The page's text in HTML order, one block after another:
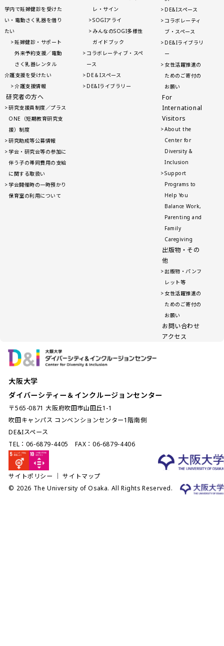
学内で妊婦健診を受けた
い・電動さく乳器を借り
たい
妊婦健診・サポート
外来予約支援／電動
さく乳器レンタル
介護支援を受けたい
介護支援情報
研究者の方へ
研究支援員制度／プラス
ONE（短期教育研究支
援）制度
研究助成等公募情報
学会・研究会等の参加に
伴う子の帯同費用の支給
に関する取扱い
学会開催時の一時預かり
保育室の利用について
レ・サイン
SOGIアライ
みんなのSOGI多様性
ガイドブック
コラボレーティブ・スペ
ース
DE＆Iスペース
DE&Iライブラリー
DE&Iスペース
コラボレーティ
ブ・スペース
DE&Iライブラリ
ー
女性活躍推進の
ためのご寄付の
お願い
For
International
Visitors
About the
Center for
Diversity &
Inclusion
Support
Programs to
Help You
Balance Work,
Parenting and
Family
Caregiving
出版物・その
他
出版物・パンフ
レット等
女性活躍推進の
ためのご寄付の
お願い
お問い合わせ
アクセス
大阪大学
ダイバーシティー＆インクルージョンセンター
〒565-0871 大阪府吹田市山田丘1-1
吹田キャンパス コンベンションセンター1階南側
DE&Iスペース
TEL：06-6879-4405 FAX：06-6879-4406
サイトポリシー ｜サイトマップ
© 2026 The University of Osaka. All Rights Reserved.